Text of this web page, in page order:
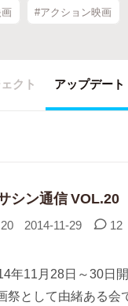
#アクション映画
クト アップデート
シン通信 VOL.20
2014-11-29 12
年11月28日～30日
祭として由緒ある会